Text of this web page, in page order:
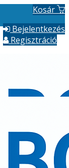
Kosár
Bejelentkezés
Regisztráció